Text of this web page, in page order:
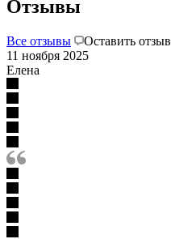
Отзывы
Все отзывы
Оставить отзыв
11 ноября 2025
Елена